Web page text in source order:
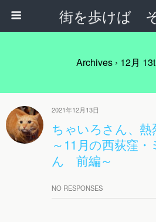
街を歩けば
Archives › 12月
2021年12月13日
ちゃいろさん、
～11月の西荻窪・
ん 前編～
NO RESPONSES